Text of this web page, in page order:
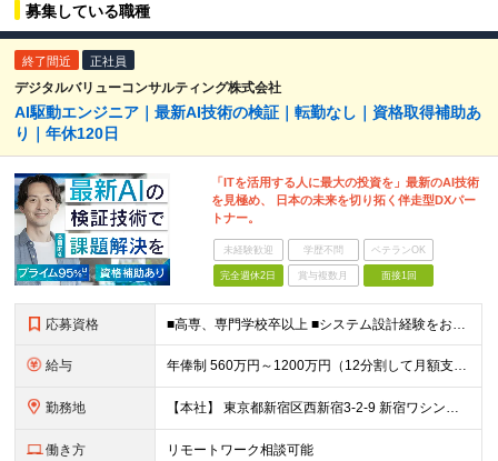
募集している職種
終了間近 正社員
デジタルバリューコンサルティング株式会社
AI駆動エンジニア｜最新AI技術の検証｜転勤なし｜資格取得補助あ
り｜年休120日
「ITを活用する人に最大の投資を」最新のAI技術
を見極め、 日本の未来を切り拓く伴走型DXパー
トナー。
未経験歓迎 学歴不問 ベテランOK
完全週休2日 賞与複数月 面接1回
応募資格
給与
勤務地
働き方 リモートワーク相談可能